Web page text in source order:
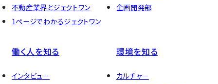
不動産業界とジェクトワン
1ページでわかるジェクトワン
企画開発部
働く人を知る
インタビュー
環境を知る
カルチャー